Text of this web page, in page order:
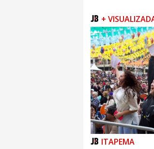
+
ITAPEMA